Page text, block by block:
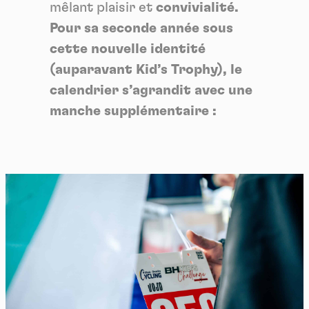
mêlant plaisir et convivialité.
Pour sa seconde année sous
cette nouvelle identité
(auparavant Kid’s Trophy), le
calendrier s’agrandit avec une
manche supplémentaire :